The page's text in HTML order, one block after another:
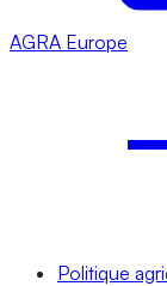
AGRA Europe
Politique